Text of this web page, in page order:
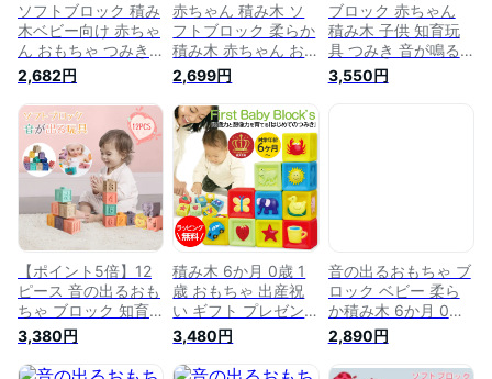
ソフトブロック 積み
木ベビー向け 赤ちゃ
ん おもちゃ つみき
音が鳴る積み木 柔ら
かい お風呂おもちゃ
知育玩具 6か月 1歳
2歳 ベビー 孫 かわい
い 出産祝い ギフト
誕生日 プレゼント
カラフル 想像力を育
てる 子供 男の子 女
の子 お風呂遊び
2,682円
赤ちゃん 積み木 ソ
フトブロック 柔らか
積み木 赤ちゃん お
もちゃ つみき 音が
鳴る積み木 お風呂お
もちゃ 知育玩具 ベ
ビーキューブ かわい
い 6か月 0歳 1歳 赤
ちゃん積み木 孫 出
産祝い ギフト 誕生
日 プレゼント カラ
フル 子供 男の子 女
の子 お風呂遊び【海
外通販】
2,699円
ブロック 赤ちゃん
積み木 子供 知育玩
具 つみき 音が鳴る
柔らかい お風呂遊び
数字 色 形 動物 カラ
3,550円
【ポイント5倍】12
ピース 音の出るおも
ちゃ ブロック 知育
玩具 ベビー 赤ちゃ
ん 積み木 つみき 柔
らか積み木 6か月 0
3,380円
積み木 6か月 0歳 1
歳 おもちゃ 出産祝
い ギフト プレゼン
ト つみき 柔らか積
み木 ソフトブロック
音が鳴る積み木 柔ら
3,480円
音の出るおもちゃ ブ
ロック ベビー 柔ら
か積み木 6か月 0歳
1歳 おもちゃ 音が鳴
る お風呂遊び 数字
動物 ソフトブロック
2,890円